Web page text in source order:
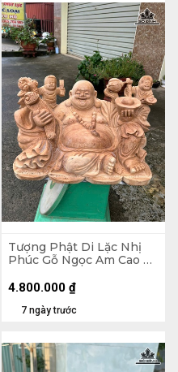
Tượng Phật Di Lặc Nhị
Phúc Gỗ Ngọc Am Cao 30
7 ngày trước
4.800.000 ₫